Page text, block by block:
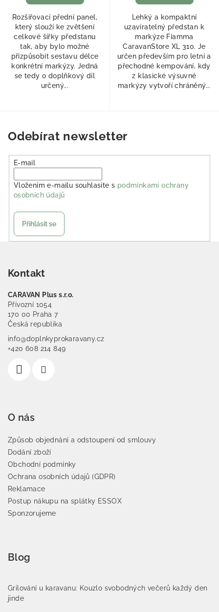
Rozšiřovací přední panel,
který slouží ke zvětšení
celkové šířky předstanu
tak, aby bylo možné
přizpůsobit sestavu délce
konkrétní markýzy. Jedná
se tedy o doplňkový díl
určený...
Lehký a kompaktní
uzavíratelný předstan k
markýze Fiamma
CaravanStore XL 310. Je
určen především pro letní a
přechodné kempování, kdy
z klasické výsuvné
markýzy vytvoří chráněný...
Odebírat newsletter
E-mail
Vložením e-mailu souhlasíte s podmínkami ochrany
osobních údajů
Přihlásit se
Kontakt
CARAVAN Plus s.r.o.
Přívozní 1054
170 00 Praha 7
Česká republika
info@doplnkyprokaravany.cz
+420 608 214 849
O nás
Způsob objednání a odstoupení od smlouvy
Dodání zboží
Obchodní podmínky
Ochrana osobních údajů (GDPR)
Reklamace
Postup nákupu na splátky ESSOX
Sponzorujeme
Blog
Grilování u karavanu: Kouzlo svobodných večerů každý den
jinde